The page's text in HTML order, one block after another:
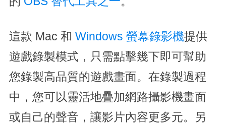
這款 Mac 和 Windows 螢幕錄影機提供
遊戲錄製模式，只需點擊幾下即可幫助
您錄製高品質的遊戲畫面。在錄製過程
中，您可以靈活地疊加網路攝影機畫面
或自己的聲音，讓影片內容更多元。另